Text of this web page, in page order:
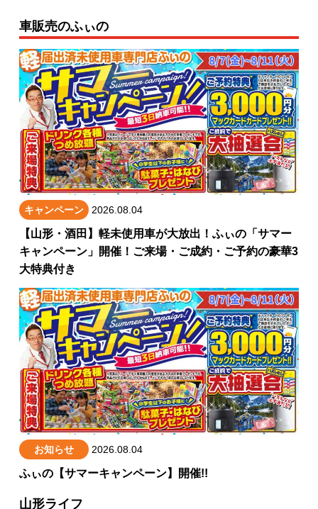
車販売のふぃの
キャンペーン 2026.08.04
【山形・酒田】軽未使用車が大放出！ふぃの「サマー
キャンペーン」開催！ご来場・ご成約・ご予約の豪華3
大特典付き
お知らせ 2026.08.04
ふぃの【サマーキャンペーン】開催!!
山形ライフ